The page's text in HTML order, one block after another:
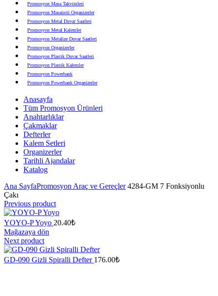
Promosyon Masa Takvimleri
Promosyon Masaüstü Organizerler
Promosyon Metal Duvar Saatleri
Promosyon Metal Kalemler
Promosyon Metalize Duvar Saatleri
Promosyon Organizerler
Promosyon Plastik Duvar Saatleri
Promosyon Plastik Kalemler
Promosyon Powerbank
Promosyon Powerbank Organizerler
Promosyon Şapka
Promosyon Sekreter Bloknotlar
Promosyon Seramik ve Porselen Ürünler
Promosyon Speakerlar
Promosyon Tarihli Ajandalar
Promosyon Teknoloji Ürünleri
Promosyon Telefon Standları
Promosyon Termoslar
Promosyon Tişörtler
Anasayfa
Tüm Promosyon Ürünleri
Anahtarlıklar
Çakmaklar
Defterler
Kalem Setleri
Organizerler
Tarihli Ajandalar
Katalog
Ana SayfaPromosyon Araç ve Gereçler4284-GM 7 Fonksiyonlu
Çakı
Previous product
YOYO-P Yoyo 20.40₺
Mağazaya dön
Next product
GD-090 Gizli Spiralli Defter 176.00₺